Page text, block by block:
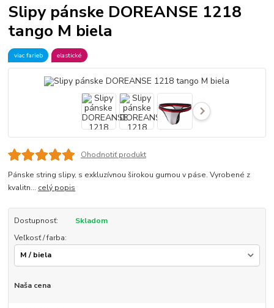
Slipy pánske DOREANSE 1218
tango M biela
viac farieb elastické
Ohodnotiť produkt
Pánske string slipy, s exkluzívnou širokou gumou v páse. Vyrobené z
kvalitn... celý popis
Dostupnosť:
Skladom
Veľkosť / farba:
Naša cena